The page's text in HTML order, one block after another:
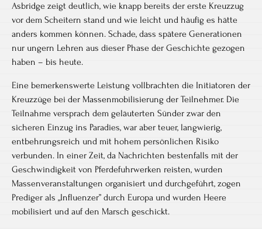
Asbridge zeigt deutlich, wie knapp bereits der erste Kreuzzug
vor dem Scheitern stand und wie leicht und häufig es hätte
anders kommen können. Schade, dass spätere Generationen
nur ungern Lehren aus dieser Phase der Geschichte gezogen
haben – bis heute.
Eine bemerkenswerte Leistung vollbrachten die Initiatoren der
Kreuzzüge bei der Massenmobilisierung der Teilnehmer. Die
Teilnahme versprach dem geläuterten Sünder zwar den
sicheren Einzug ins Paradies, war aber teuer, langwierig,
entbehrungsreich und mit hohem persönlichen Risiko
verbunden. In einer Zeit, da Nachrichten bestenfalls mit der
Geschwindigkeit von Pferdefuhrwerken reisten, wurden
Massenveranstaltungen organisiert und durchgeführt, zogen
Prediger als „Influenzer” durch Europa und wurden Heere
mobilisiert und auf den Marsch geschickt.